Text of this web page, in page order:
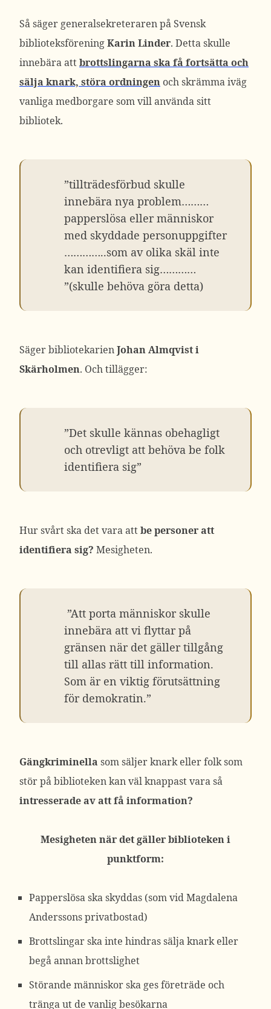
Så säger generalsekreteraren på Svensk
biblioteksföreningKarin Linder. Detta skulle
innebära attbrottslingarna ska få fortsätta och
sälja knark, störa ordningen och skrämma iväg
vanliga medborgare som vill använda sitt
bibliotek.
”tillträdesförbud skulle
innebära nya problem………
papperslösa eller människor
med skyddade personuppgifter
…………..som av olika skäl inte
kan identifiera sig…………
”(skulle behöva göra detta)
Säger bibliotekarienJohan Almqvist i
Skärholmen. Och tillägger:
”Det skulle kännas obehagligt
och otrevligt att behöva be folk
identifiera sig”
Hur svårt ska det vara attbe personer att
identifiera sig? Mesigheten.
”Att porta människor skulle
innebära att vi flyttar på
gränsen när det gäller tillgång
till allas rätt till information.
Som är en viktig förutsättning
för demokratin.”
Gängkriminella som säljer knark eller folk som
stör på biblioteken kan väl knappast vara så
intresserade av att få information?
Mesigheten när det gäller biblioteken i
punktform:
Papperslösa ska skyddas (som vid Magdalena
Anderssons privatbostad)
Brottslingar ska inte hindras sälja knark eller
begå annan brottslighet
Störande människor ska ges företräde och
tränga ut de vanlig besökarna